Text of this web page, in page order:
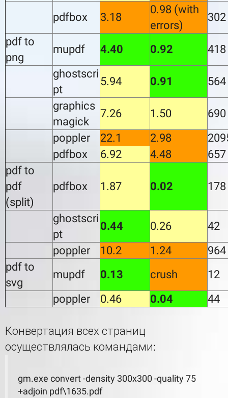
pdfbox 3.18
0.98 (with
errors)
302
pdf to
png
mupdf 4.40 0.92
418
ghostscri
pt
5.94 0.91
564
graphics
magick
7.26 1.50
690
poppler
22.1 2.98
pdfbox
6.92 4.48
657
pdf to
pdf
(split)
pdfbox 1.87 0.02 178
ghostscri
pt
0.44 0.26
42
poppler
10.2 1.24
964
pdf to
svg
mupdf 0.13 crush
12
poppler
0.46 0.04 44
Конвертация всех страниц
осуществлялась командами:
gm.exe convert -density 300x300 -quality 75
+adjoin pdf\1635.pdf